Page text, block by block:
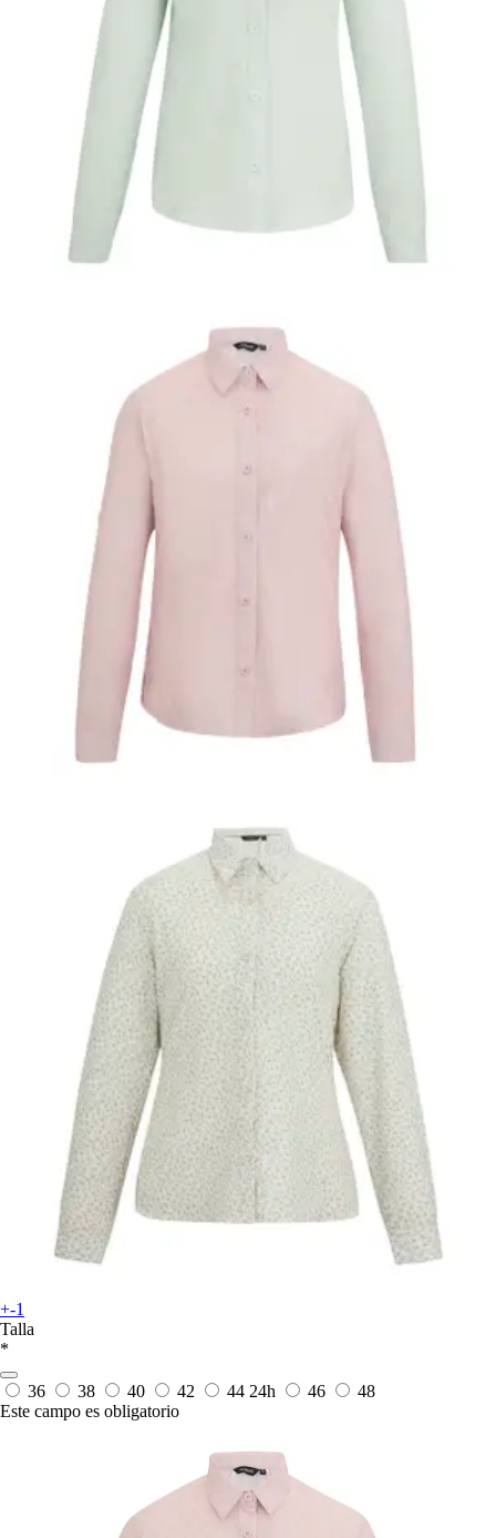
+-1
Talla
*
36 38 40 42 44 24h 46
48
Este campo es obligatorio